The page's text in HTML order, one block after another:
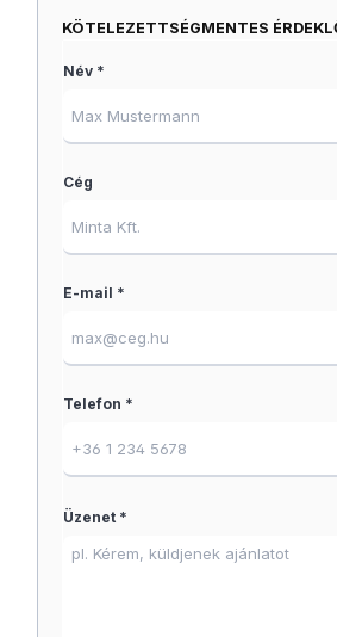
KÖTELEZETTSÉGMENTES
Név *
Cég
E-mail *
Telefon *
Üzenet *